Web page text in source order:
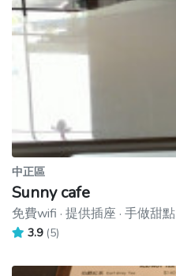
中正區
Sunny cafe
免費wifi · 提供插座 · 手做甜點
3.9 (5)